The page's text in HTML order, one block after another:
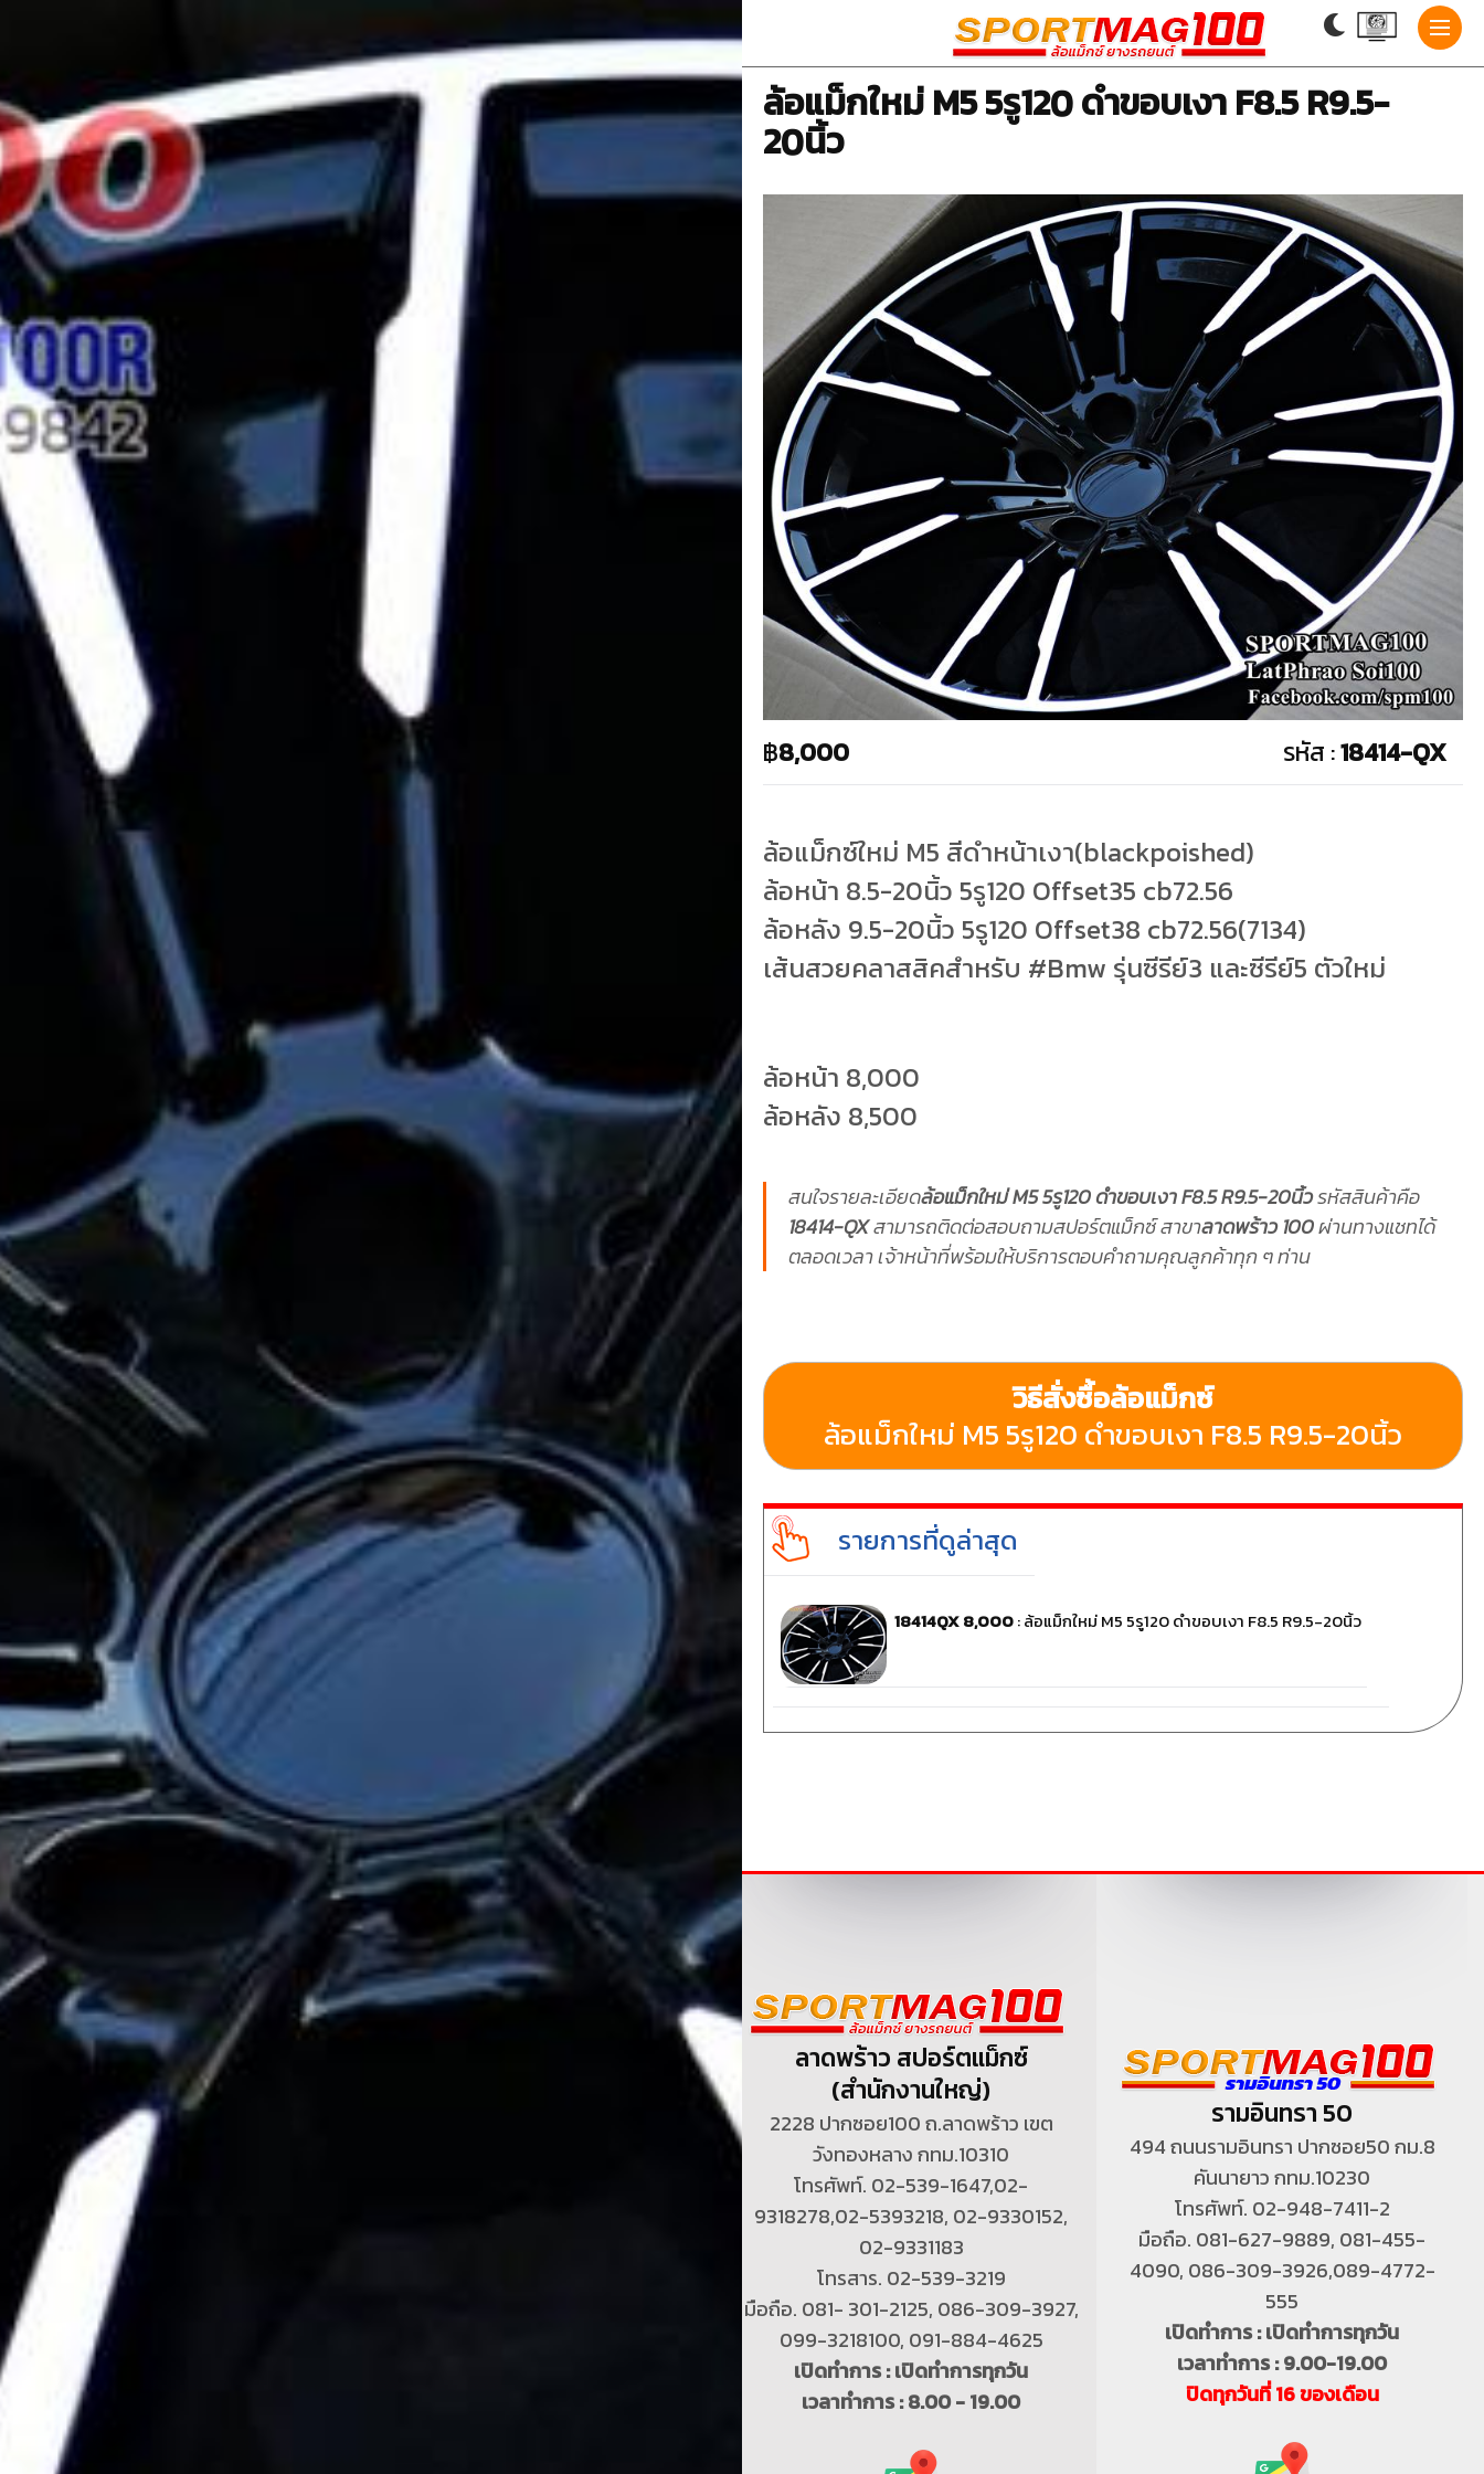
ล้อแม็กใหม่ M5 5รู120 ดำขอบเงา F8.5 R9.5-
20นิ้ว
฿8,000 รหัส :18414-QX
ล้อแม็กซ์ใหม่ M5 สีดำหน้าเงา(blackpoished)
ล้อหน้า 8.5-20นิ้ว 5รู120 Offset35 cb72.56
ล้อหลัง 9.5-20นิ้ว 5รู120 Offset38 cb72.56(7134)
เส้นสวยคลาสสิคสำหรับ #Bmw รุ่นซีรีย์3 และซีรีย์5 ตัวใหม่
ล้อหน้า 8,000
ล้อหลัง 8,500
สนใจรายละเอียดล้อแม็กใหม่ M5 5รู120 ดำขอบเงา F8.5 R9.5-20นิ้วรหัสสินค้าคือ
18414-QXสามารถติดต่อสอบถามสปอร์ตแม็กซ์ สาขาลาดพร้าว 100ผ่านทางแชทได้
ตลอดเวลา เจ้าหน้าที่พร้อมให้บริการตอบคำถามคุณลูกค้าทุก ๆ ท่าน
วิธีสั่งซื้อล้อแม็กซ์
ล้อแม็กใหม่ M5 5รู120 ดำขอบเงา F8.5 R9.5-20นิ้ว
รายการที่ดูล่าสุด
18414QX 8,000: ล้อแม็กใหม่ M5 5รู120 ดำขอบเงา F8.5 R9.5-20นิ้ว
ลาดพร้าว สปอร์ตแม็กซ์
(สำนักงานใหญ่)
2228 ปากซอย100 ถ.ลาดพร้าว เขต
วังทองหลาง กทม.10310
โทรศัพท์. 02-539-1647,02-
9318278,02-5393218, 02-9330152,
02-9331183
โทรสาร. 02-539-3219
มือถือ. 081- 301-2125, 086-309-3927,
099-3218100, 091-884-4625
เปิดทำการ : เปิดทำการทุกวัน
เวลาทำการ : 8.00 - 19.00
รามอินทรา 50
494 ถนนรามอินทรา ปากซอย50 กม.8
คันนายาว กทม.10230
โทรศัพท์. 02-948-7411-2
มือถือ. 081-627-9889, 081-455-
4090, 086-309-3926,089-4772-
555
เปิดทำการ : เปิดทำการทุกวัน
เวลาทำการ : 9.00-19.00
ปิดทุกวันที่ 16 ของเดือน